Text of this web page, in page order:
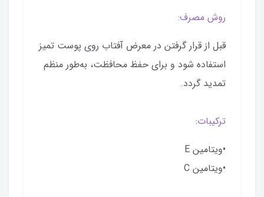
روش مصرف:
قبل از قرار گرفتن در معرض آفتاب روی پوست تمیز
استفاده شود و برای حفظ محافظت، به‌طور منظم
تمدید گردد.
ترکیبات:
•ویتامین E
•ویتامین C